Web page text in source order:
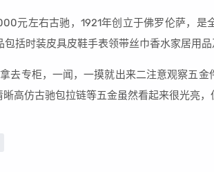
元左右古驰，1921年创立于佛罗伦萨，是
括时装皮具皮鞋手表领带丝巾香水家居用品
去专柜，一闻，一摸就出来二注意观察五金
高仿古驰包拉链等五金虽然看起来很光亮